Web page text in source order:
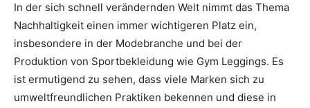
In der sich schnell verändernden Welt nimmt das Thema
Nachhaltigkeit einen immer wichtigeren Platz ein,
insbesondere in der Modebranche und bei der
Produktion von Sportbekleidung wie Gym Leggings. Es
ist ermutigend zu sehen, dass viele Marken sich zu
umweltfreundlichen Praktiken bekennen und diese in